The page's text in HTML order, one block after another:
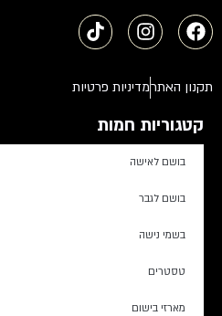
תקנון האתרמדיניות פרטיות
קטגוריות חמות
בושם לאישה
בושם לגבר
בשמי נישה
טסטרים
מארזי בישום